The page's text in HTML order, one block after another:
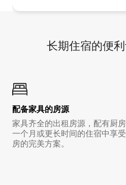
长期住宿的便
配备家具的房源
家具齐全的出租房源，配有厨
一个月或更长时间的住宿中享
房的完美方案。